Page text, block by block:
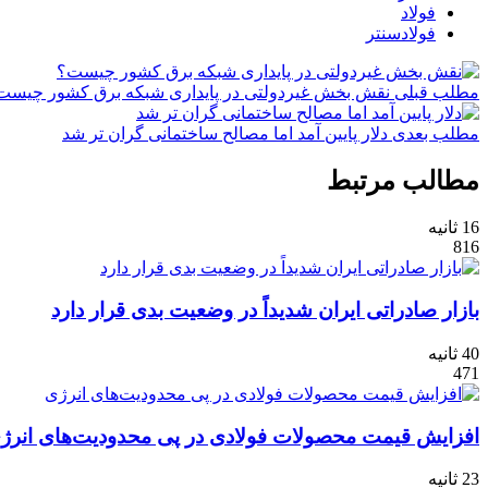
فولاد
فولادسنتر
مطلب قبلی نقش‌ بخش غیردولتی در پایداری شبکه برق کشور
مطلب بعدی دلار پایین آمد اما مصالح ساختمانی گران تر شد
مطالب مرتبط
16 ثانیه
816
بازار صادراتی ایران شدیداً در وضعیت بدی قرار دارد
40 ثانیه
471
افزایش قیمت محصولات فولادی در پی محدودیت‌های
23 ثانیه